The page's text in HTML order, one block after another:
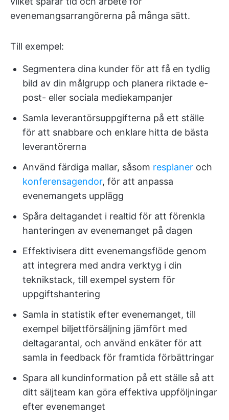
evenemangsarrangörerna på många sätt.
Till exempel:
Segmentera dina kunder för att få en tydlig
bild av din målgrupp och planera riktade e-
post- eller sociala mediekampanjer
Samla leverantörsuppgifterna på ett ställe
för att snabbare och enklare hitta de bästa
leverantörerna
Använd färdiga mallar, såsom resplaner och
konferensagendor, för att anpassa
evenemangets upplägg
Spåra deltagandet i realtid för att förenkla
hanteringen av evenemanget på dagen
Effektivisera ditt evenemangsflöde genom
att integrera med andra verktyg i din
teknikstack, till exempel system för
uppgiftshantering
Samla in statistik efter evenemanget, till
exempel biljettförsäljning jämfört med
deltagarantal, och använd enkäter för att
samla in feedback för framtida förbättringar
Spara all kundinformation på ett ställe så att
ditt säljteam kan göra effektiva uppföljningar
efter evenemanget